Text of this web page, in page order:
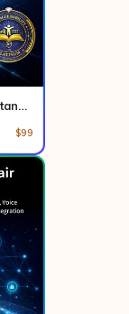
WIA Smart Wheelchair Standard Guide (EN)
$99